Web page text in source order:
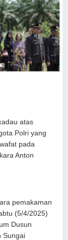
atas
Polri yang
pada
Anton
pemakaman
(5/4/2025)
Dusun
Sungai